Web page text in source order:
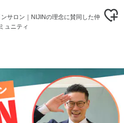
サロン｜NIJINの理念に賛同した仲
ュニティ